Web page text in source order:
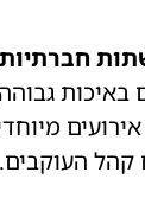
חברתיות
באיכות
קהל העוקבים.